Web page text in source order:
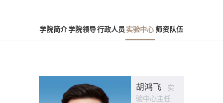
学院简介学院领导行政人员 实验中心 师资队伍
胡鸿飞
实
验中心主任